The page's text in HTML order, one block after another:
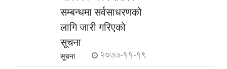
सम्बन्धमा सर्वसाधरणको
लागि जारी गरिएको
सूचना
सूचना 2077-11-19